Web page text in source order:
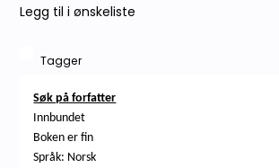
Legg til i ønskeliste
Tagger
Søk på forfatter
Innbundet
Boken er fin
Språk: Norsk